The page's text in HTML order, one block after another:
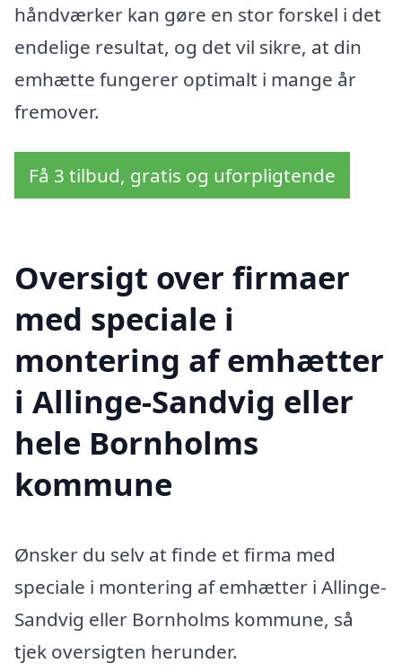
håndværker kan gøre en stor forskel i det
endelige resultat, og det vil sikre, at din
emhætte fungerer optimalt i mange år
fremover.
Få 3 tilbud, gratis og uforpligtende
Oversigt over firmaer
med speciale i
montering af emhætter
i Allinge-Sandvig eller
hele Bornholms
kommune
Ønsker du selv at finde et firma med
speciale i montering af emhætter i Allinge-
Sandvig eller Bornholms kommune, så
tjek oversigten herunder.